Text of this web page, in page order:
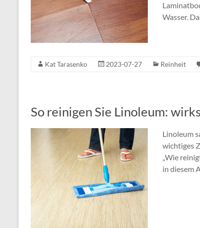
Wasser.
Kat Tarasenko 2023-07-27 Reinheit
So reinigen Sie Linoleum:
Linoleum
wichtiges
„Wie
in diesem